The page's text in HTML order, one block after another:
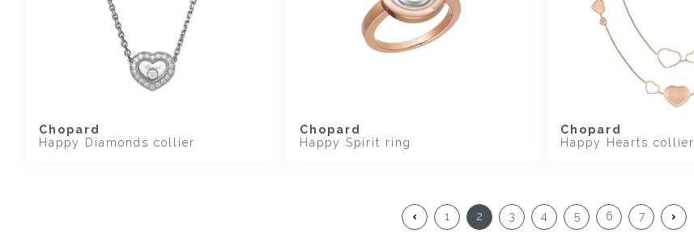
Chopard
Happy Diamonds collier
Chopard
Happy Spirit ring
Chopard
Happy Hearts collier
1 2 3 4 5 6 7